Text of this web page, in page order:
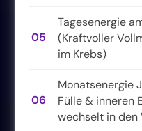
05
Tagesenergie
(Kraftvoller
im Krebs)
06
Monatsenergie
Fülle & inneren
wechselt in den